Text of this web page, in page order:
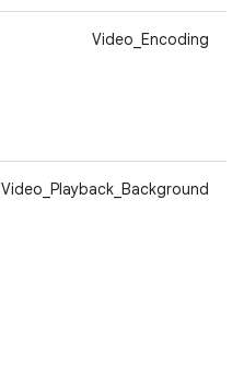
Video_Encoding
Video_Playback_Background